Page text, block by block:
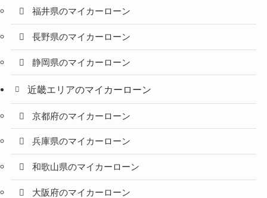
福井県のマイカーローン
長野県のマイカーローン
静岡県のマイカーローン
近畿エリアのマイカーローン
京都府のマイカーローン
兵庫県のマイカーローン
和歌山県のマイカーローン
大阪府のマイカーローン